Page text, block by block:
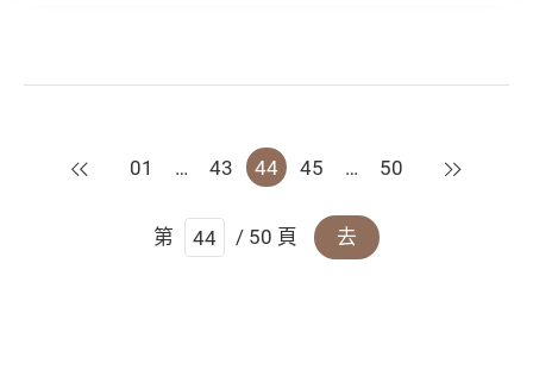
上一頁
01 … 43 44 45 … 50 下一頁
第 / 50 頁 去